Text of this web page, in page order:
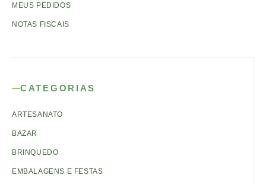
MEUS PEDIDOS
NOTAS FISCAIS
CATEGORIAS
ARTESANATO
BAZAR
BRINQUEDO
EMBALAGENS E FESTAS